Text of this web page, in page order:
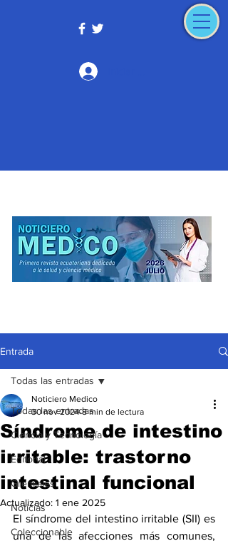
Entrada
Todas las entradas
Ciencia y Tecnología
Editorial
Gremiales
Noticias
Coleccionable
Todas las entradas
Síndrome de intestino
irritable: trastorno
intestinal funcional
Noticiero Medico
30 nov 2024 8 min de lectura
Actualizado: 1 ene 2025
El síndrome del intestino irritable (SII) es
una de las afecciones más comunes,